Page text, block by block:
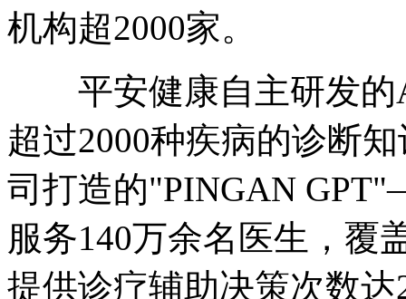
机构超2000家。
平安健康自主研发的
超过2000种疾病的诊断
司打造的"PINGAN
服务140万余名医生，覆
提供诊疗辅助决策次数达